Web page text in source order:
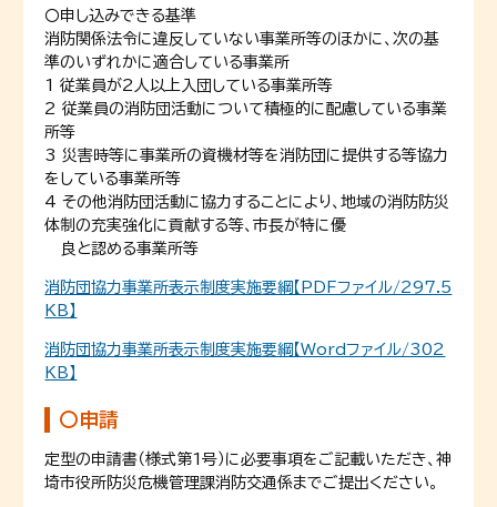
〇申し込みできる基準
消防関係法令に違反していない事業所等のほかに、次の基
準のいずれかに適合している事業所
1 従業員が2人以上入団している事業所等
2 従業員の消防団活動について積極的に配慮している事業
所等
3 災害時等に事業所の資機材等を消防団に提供する等協力
をしている事業所等
4 その他消防団活動に協力することにより、地域の消防防災
体制の充実強化に貢献する等、市長が特に優
良と認める事業所等
消防団協力事業所表示制度実施要綱【PDFファイル/297.5
KB】
消防団協力事業所表示制度実施要綱【Wordファイル/302
KB】
〇申請
定型の申請書（様式第1号）に必要事項をご記載いただき、神
埼市役所防災危機管理課消防交通係までご提出ください。